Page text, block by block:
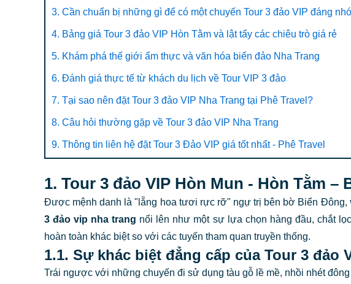
3. Cần chuẩn bị những gì để có một chuyến Tour 3 đảo VIP đáng
4. Bảng giá Tour 3 đảo VIP Hòn Tằm và lật tẩy các chiêu trò giá rẻ
5. Khám phá thế giới ẩm thực và văn hóa biển đảo Nha Trang
6. Đánh giá thực tế từ khách du lịch về Tour VIP 3 đảo
7. Tại sao nên đặt Tour 3 đảo VIP Nha Trang tại Phê Travel?
8. Câu hỏi thường gặp về Tour 3 đảo VIP Nha Trang
9. Thông tin liên hệ đặt Tour 3 Đảo VIP giá tốt nhất - Phê Travel
1. Tour 3 đảo VIP Hòn Mun - Hòn Tằm
Được mệnh danh là "lẵng hoa tươi rực rỡ" ngự trị bên bờ Biển Đông,
3 đảo vip nha trang nổi lên như một sự lựa chọn hàng đầu, chắt
hoàn toàn khác biệt so với các tuyến tham quan truyền thống.
1.1. Sự khác biệt đẳng cấp của Tour 3 đảo
Trái ngược với những chuyến đi sử dụng tàu gỗ lề mề, nhồi nhét